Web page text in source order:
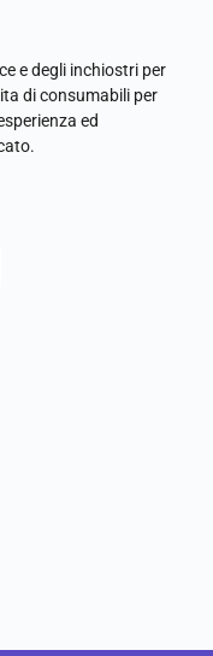
e degli inchiostri per
di consumabili per
ed